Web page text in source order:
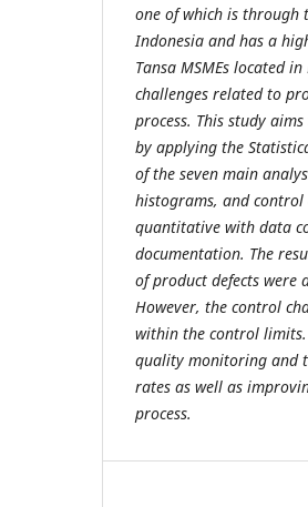
one of which is through
Indonesia and has a
Tansa MSMEs located
challenges related to
process. This study
by applying the
of the seven main
histograms, and control
quantitative with data
documentation. The
of product defects
However, the control
within the control
quality monitoring and
rates as well as
process.